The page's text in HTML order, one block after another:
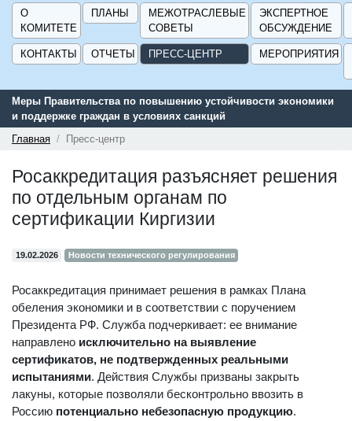
О
КОМИТЕТЕ
ПЛАНЫ
МЕЖОТРАСЛЕВЫЕ
СОВЕТЫ
ЭКСПЕРТНОЕ
ОБСУЖДЕНИЕ
КОНТАКТЫ ОТЧЕТЫ ПРЕСС-ЦЕНТР МЕРОПРИЯТИЯ
Правительства по повышению устойчивости экономики
поддержке граждан в условиях санкций
Главная Пресс-центр
Росаккредитация разъясняет решения
по отдельным органам по
сертификации Киргизии
19.02.2026 Новости технического регулирования
Росаккредитация принимает решения в рамках Плана
обеления экономики и в соответствии с поручением
Президента РФ. Служба подчеркивает: ее внимание
направлено исключительно на выявление
сертификатов, не подтвержденных реальными
испытаниями. Действия Службы призваны закрыть
лакуны, которые позволяли бесконтрольно ввозить в
Россию потенциально небезопасную продукцию.